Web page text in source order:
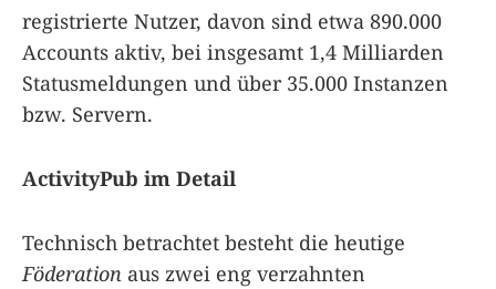
registrierte Nutzer, davon sind etwa 890.000
Accounts aktiv, bei insgesamt 1,4 Milliarden
Statusmeldungen und über 35.000 Instanzen
bzw. Servern.
ActivityPub im Detail
Technisch betrachtet besteht die heutige
Föderation aus zwei eng verzahnten